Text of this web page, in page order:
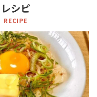
レシピ
RECIPE